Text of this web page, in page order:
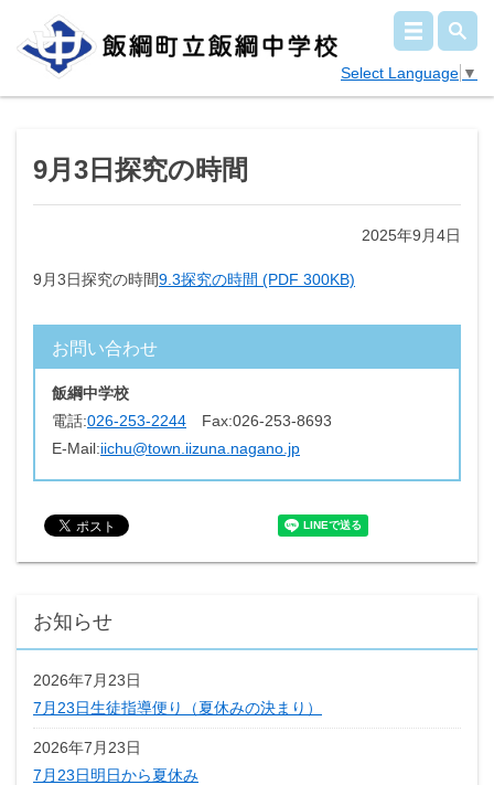
Select Language ▼
9月3日探究の時間
2025年9月4日
9月3日探究の時間9.3探究の時間 (PDF 300KB)
お問い合わせ
飯綱中学校
電話:026-253-2244 Fax:026-253-8693
E-Mail:iichu@town.iizuna.nagano.jp
お知らせ
2026年7月23日
7月23日生徒指導便り（夏休みの決まり）
2026年7月23日
7月23日明日から夏休み